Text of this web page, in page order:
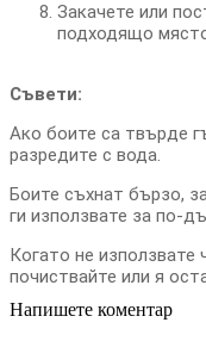
Закачете или
подходящо
Съвети:
Ако боите са твърде
разредите с вода.
Боите съхнат бързо,
ги използвате за по-
Когато не използвате
почиствайте или я
Напишете коментар